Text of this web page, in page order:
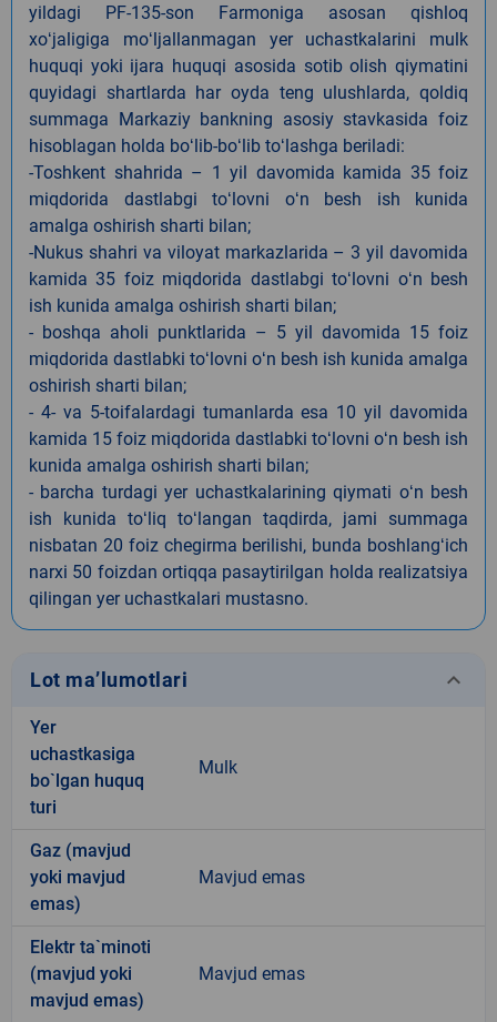
yildagi PF-135-son Farmoniga asosan qishloq
xoʻjaligiga moʻljallanmagan yer uchastkalarini mulk
huquqi yoki ijara huquqi asosida sotib olish qiymatini
quyidagi shartlarda har oyda teng ulushlarda, qoldiq
summaga Markaziy bankning asosiy stavkasida foiz
hisoblagan holda boʻlib-boʻlib toʻlashga beriladi:
-Toshkent shahrida – 1 yil davomida kamida 35 foiz
miqdorida dastlabgi toʻlovni oʻn besh ish kunida
amalga oshirish sharti bilan;
-Nukus shahri va viloyat markazlarida – 3 yil davomida
kamida 35 foiz miqdorida dastlabgi toʻlovni oʻn besh
ish kunida amalga oshirish sharti bilan;
- boshqa aholi punktlarida – 5 yil davomida 15 foiz
miqdorida dastlabki toʻlovni oʻn besh ish kunida amalga
oshirish sharti bilan;
- 4- va 5-toifalardagi tumanlarda esa 10 yil davomida
kamida 15 foiz miqdorida dastlabki toʻlovni oʻn besh ish
kunida amalga oshirish sharti bilan;
- barcha turdagi yer uchastkalarining qiymati oʻn besh
ish kunida toʻliq toʻlangan taqdirda, jami summaga
nisbatan 20 foiz chegirma berilishi, bunda boshlangʻich
narxi 50 foizdan ortiqqa pasaytirilgan holda realizatsiya
qilingan yer uchastkalari mustasno.
Lot ma’lumotlari keyboard_arrow_down
Yer
uchastkasiga
bo`lgan huquq
turi
Mulk
Gaz (mavjud
yoki mavjud
emas)
Mavjud emas
Elektr ta`minoti
(mavjud yoki
mavjud emas)
Mavjud emas